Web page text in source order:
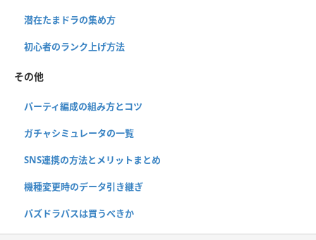
潜在たまドラの集め方
初心者のランク上げ方法
その他
パーティ編成の組み方とコツ
ガチャシミュレータの一覧
SNS連携の方法とメリットまとめ
機種変更時のデータ引き継ぎ
パズドラパスは買うべきか